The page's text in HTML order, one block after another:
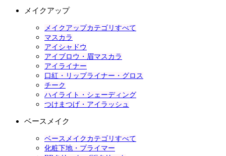
メイクアップ
メイクアップカテゴリすべて
マスカラ
アイシャドウ
アイブロウ・眉マスカラ
アイライナー
口紅・リップライナー・グロス
チーク
ハイライト・シェーディング
つけまつげ・アイラッシュ
ベースメイク
ベースメイクカテゴリすべて
化粧下地・プライマー